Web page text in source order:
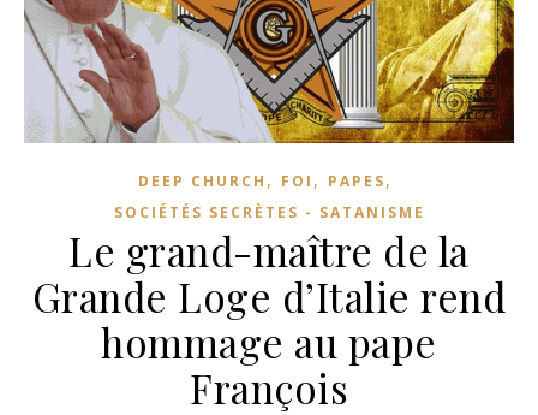
DEEP CHURCH , FOI , PAPES,
SOCIÉTÉS SECRÈTES - SATANISME
Le grand-maître de la
Grande Loge d’Italie rend
hommage au pape
François